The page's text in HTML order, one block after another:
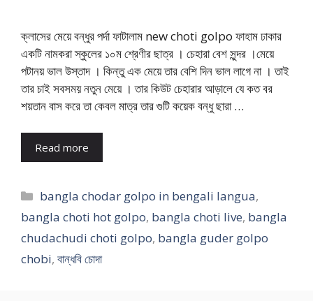
ক্লাসের মেয়ে বন্ধুর পর্দা ফাটালাম new choti golpo ফাহাম ঢাকার
একটি নামকরা স্কুলের ১০ম শ্রেণীর ছাত্র । চেহারা বেশ সুন্দর ।মেয়ে
পটানয় ভাল উস্তাদ । কিন্তু এক মেয়ে তার বেশি দিন ভাল লাগে না । তাই
তার চাই সবসময় নতুন মেয়ে । তার কিউট চেহারার আড়ালে যে কত বর
শয়তান বাস করে তা কেবল মাত্র তার গুটি কয়েক বন্ধু ছারা …
Read more
Categories
bangla chodar golpo in bengali langua,
bangla choti hot golpo, bangla choti live, bangla
chudachudi choti golpo, bangla guder golpo
chobi, বান্ধবি চোদা